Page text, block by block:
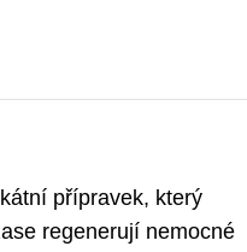
přípravek, který
regenerují nemocné